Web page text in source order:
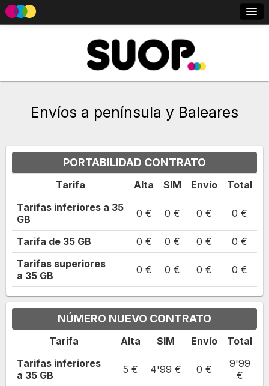
Fibra + Móvil
Viaja sin roaming
Envíos a península y Baleares
PORTABILIDAD CONTRATO
Tarifa Alta SIM Envío
Total
Tarifas inferiores a 35
GB
0 € 0 € 0 € 0 €
Tarifa de 35 GB 0 € 0 € 0 €
0 €
Tarifas superiores
a 35 GB 0 € 0 € 0 € 0 €
NÚMERO NUEVO CONTRATO
Tarifa Alta SIM Envío
Total
Tarifas inferiores
a 35 GB 5 € 4'99 € 0 €
9'99
€